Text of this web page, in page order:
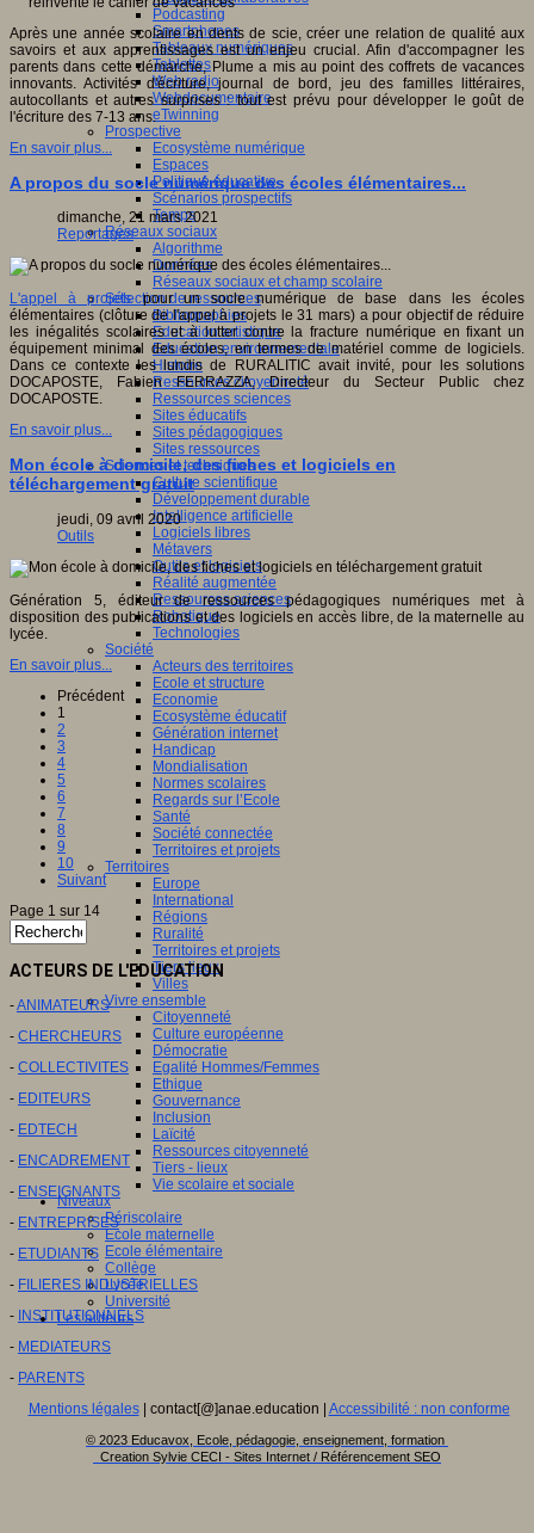
Podcasting
Smartphones
Tableaux numériques
Tablettes
Web radio
Webdocumentaire
eTwinning
Prospective
Ecosystème numérique
Espaces
Politique éducative
Scénarios prospectifs
Temps
Réseaux sociaux
Algorithme
Données
Réseaux sociaux et champ scolaire
Sélection de ressources
Bibliographies
Education artistique
Education environnementale
Histoire
Ressources citoyenneté
Ressources sciences
Sites éducatifs
Sites pédagogiques
Sites ressources
Sciences et techniques
Culture scientifique
Développement durable
Intelligence artificielle
Logiciels libres
Métavers
Outils et logiciels
Réalité augmentée
Ressources sciences
Robotique
Technologies
Société
Acteurs des territoires
Ecole et structure
Economie
Ecosystème éducatif
Génération internet
Handicap
Mondialisation
Normes scolaires
Regards sur l’Ecole
Santé
Société connectée
Territoires et projets
Territoires
Europe
International
Régions
Ruralité
Territoires et projets
Tiers lieux
Villes
Vivre ensemble
Citoyenneté
Culture européenne
Démocratie
Egalité Hommes/Femmes
Ethique
Gouvernance
Inclusion
Laïcité
Ressources citoyenneté
Tiers - lieux
Vie scolaire et sociale
Niveaux
Périscolaire
Ecole maternelle
Ecole élémentaire
Collège
Lycée
Université
Les auteurs
Après une année scolaire en dents de scie, créer une relation de qualité aux
savoirs et aux apprentissages est un enjeu crucial. Afin d'accompagner les
parents dans cette démarche, Plume a mis au point des coffrets de vacances
innovants. Activités d'écriture, journal de bord, jeu des familles littéraires,
autocollants et autres surprises : tout est prévu pour développer le goût de
l'écriture des 7-13 ans.
En savoir plus...
A propos du socle numérique des écoles élémentaires...
dimanche, 21 mars 2021
Reportages
L'appel à projetspour un socle numérique de base dans les écoles
élémentaires (clôture de l'appel à projets le 31 mars) a pour objectif de réduire
les inégalités scolaires et à lutter contre la fracture numérique en fixant un
équipement minimal des écoles, en termes de matériel comme de logiciels.
Dans ce contexte les lundis de RURALITIC avait invité, pour les solutions
DOCAPOSTE, Fabien FERRAZZA, Directeur du Secteur Public chez
DOCAPOSTE.
En savoir plus...
Mon école à domicile, des fiches et logiciels en
téléchargement gratuit
jeudi, 09 avril 2020
Outils
Génération 5, éditeur de ressources pédagogiques numériques met à
disposition des publications et des logiciels en accès libre, de la maternelle au
lycée.
En savoir plus...
Précédent
1
2
3
4
5
6
7
8
9
10
Suivant
Page 1 sur 14
ACTEURS DE L'EDUCATION
-ANIMATEURS
- CHERCHEURS
- COLLECTIVITES
- EDITEURS
- EDTECH
- ENCADREMENT
- ENSEIGNANTS
- ENTREPRISES
- ETUDIANTS
- FILIERES INDUSTRIELLES
- INSTITUTIONNELS
- MEDIATEURS
- PARENTS
Mentions légales| contact[@]anae.education | Accessibilité : non conforme
© 2023 Educavox, Ecole, pédagogie, enseignement, formation
Creation Sylvie CECI - Sites Internet / Référencement SEO